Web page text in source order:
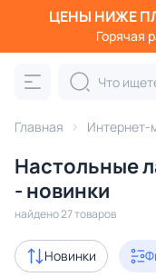
ЦЕНЫ НИЖЕ
Горячая
Главная Интернет-
Настольные
- новинки
найдено 27 товаров
Новинки
Категория:
светодиодные
с 3D-моделями
Дизайнерский свет